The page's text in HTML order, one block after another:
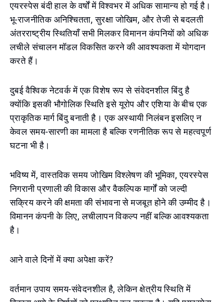
एयरस्पेस बंदी हाल के वर्षों में विश्वभर में अधिक सामान्य हो गई है।
भू-राजनीतिक अनिश्चितता, सुरक्षा जोखिम, और तेजी से बदलती
अंतरराष्ट्रीय स्थितियाँ सभी मिलकर विमानन कंपनियों को अधिक
लचीले संचालन मॉडल विकसित करने की आवश्यकता में योगदान
करते हैं।
दुबई वैश्विक नेटवर्क में एक विशेष रूप से संवेदनशील बिंदु है
क्योंकि इसकी भौगोलिक स्थिति इसे यूरोप और एशिया के बीच एक
प्राकृतिक मार्ग बिंदु बनाती है। एक अस्थायी निलंबन इसलिए न
केवल समय-सारणी का मामला है बल्कि रणनीतिक रूप से महत्वपूर्ण
घटना भी है।
भविष्य में, वास्तविक समय जोखिम विश्लेषण की भूमिका, एयरस्पेस
निगरानी प्रणाली की विकास और वैकल्पिक मार्गों को जल्दी
सक्रिय करने की क्षमता की संभावना से मजबूत होने की उम्मीद है।
विमानन कंपनी के लिए, लचीलापन विकल्प नहीं बल्कि आवश्यकता
है।
आने वाले दिनों में क्या अपेक्षा करें?
वर्तमान उपाय समय-संवेदनशील है, लेकिन क्षेत्रीय स्थिति में